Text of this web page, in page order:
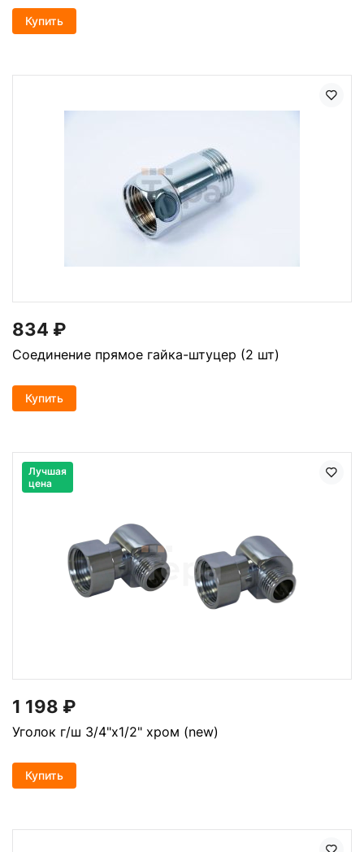
Купить
834 ₽
Соединение прямое гайка-штуцер (2 шт)
Купить
Лучшая
цена
1 198 ₽
Уголок г/ш 3/4"х1/2" хром (new)
Купить